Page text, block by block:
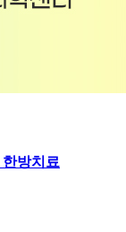
방치료